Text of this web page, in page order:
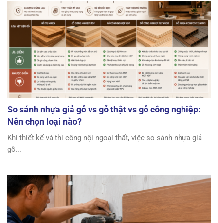
So sánh nhựa giả gỗ vs gỗ thật vs gỗ công nghiệp:
Nên chọn loại nào?
Khi thiết kế và thi công nội ngoại thất, việc so sánh nhựa giả
gỗ...